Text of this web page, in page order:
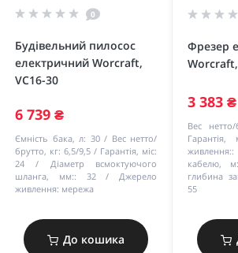
0
Будівельний пилосос
електричний Worcraft,
VC16-30
6 739 ₴
Ємність бака, л: 30
Вес нетто/
брутто, кг: 6,5/9,5
Гарантія, міс:
24
Діаметр всмоктуючого
шланга, мм::
32
Джерело
живлення: мережа
До кошика
Фрезер
3 383 ₴
Вес
Гарантія,
живлення::
кабелю, м:
глибина
55